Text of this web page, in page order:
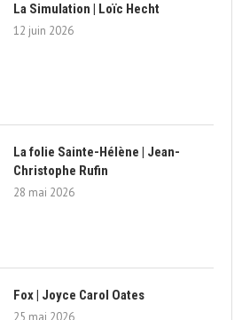
La Simulation | Loïc Hecht
12 juin 2026
La folie Sainte-Hélène | Jean-
Christophe Rufin
28 mai 2026
Fox | Joyce Carol Oates
25 mai 2026